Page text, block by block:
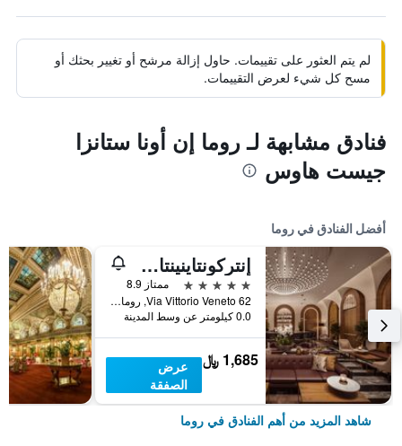
لم يتم العثور على تقييمات. حاول إزالة مرشح أو تغيير بحثك أو
مسح كل شيء لعرض التقييمات.
فنادق مشابهة لـ روما إن أونا ستانزا
جيست هاوس
أفضل الفنادق في روما
إنتركونتاينينتال روم أمباسشياتوري بالاس باي آيتش جي
5 نجوم
ممتاز 8.9
Via Vittorio Veneto 62, روما, إيطاليا
0.0 كيلومتر عن وسط المدينة
1,685 ﷼
عرض
الصفقة
شاهد المزيد من أهم الفنادق في روما